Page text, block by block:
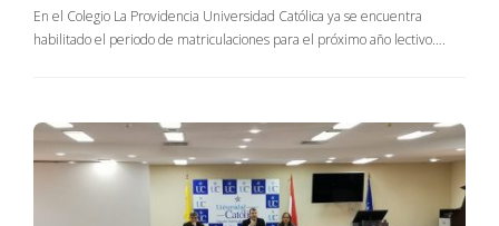
En el Colegio La Providencia Universidad Católica ya se encuentra
habilitado el periodo de matriculaciones para el próximo año lectivo….